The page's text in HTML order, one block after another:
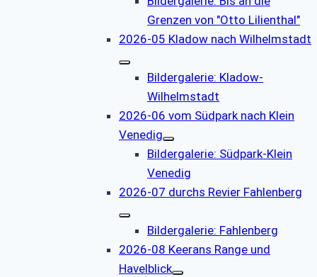
Grenzen von "Otto Lilienthal"
2026-05 Kladow nach Wilhelmstadt
Bildergalerie: Kladow-
Wilhelmstadt
2026-06 vom Südpark nach Klein
Venedig
Bildergalerie: Südpark-Klein
Venedig
2026-07 durchs Revier Fahlenberg
Bildergalerie: Fahlenberg
2026-08 Keerans Range und
Havelblick